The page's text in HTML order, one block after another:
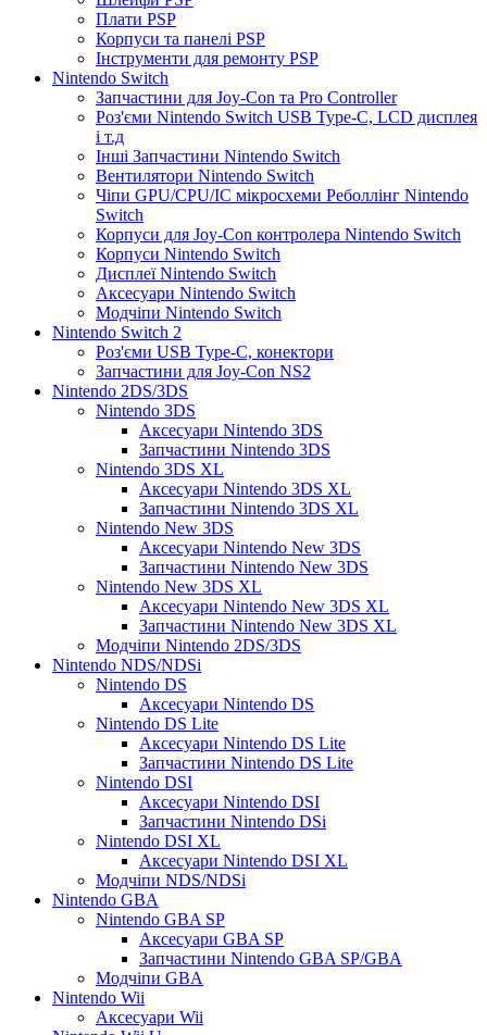
Плати PSP
Корпуси та панелі PSP
Інструменти для ремонту PSP
Nintendo Switch
Запчастини для Joy-Con та Pro Controller
Роз'єми Nintendo Switch USB Type-C, LCD дисплея
і т.д
Інші Запчастини Nintendo Switch
Вентилятори Nintendo Switch
Чіпи GPU/CPU/IC мікросхеми Реболлінг Nintendo
Switch
Корпуси для Joy-Con контролера Nintendo Switch
Корпуси Nintendo Switch
Дисплеї Nintendo Switch
Аксесуари Nintendo Switch
Модчіпи Nintendo Switch
Nintendo Switch 2
Роз'єми USB Type-C, конектори
Запчастини для Joy-Con NS2
Nintendo 2DS/3DS
Nintendo 3DS
Аксесуари Nintendo 3DS
Запчастини Nintendo 3DS
Nintendo 3DS XL
Аксесуари Nintendo 3DS XL
Запчастини Nintendo 3DS XL
Nintendo New 3DS
Аксесуари Nintendo New 3DS
Запчастини Nintendo New 3DS
Nintendo New 3DS XL
Аксесуари Nintendo New 3DS XL
Запчастини Nintendo New 3DS XL
Модчіпи Nintendo 2DS/3DS
Nintendo NDS/NDSi
Nintendo DS
Аксесуари Nintendo DS
Nintendo DS Lite
Аксесуари Nintendo DS Lite
Запчастини Nintendo DS Lite
Nintendo DSI
Аксесуари Nintendo DSI
Запчастини Nintendo DSi
Nintendo DSI XL
Аксесуари Nintendo DSI XL
Модчіпи NDS/NDSi
Nintendo GBA
Nintendo GBA SP
Аксесуари GBA SP
Запчастини Nintendo GBA SP/GBA
Модчіпи GBA
Nintendo Wii
Аксесуари Wii